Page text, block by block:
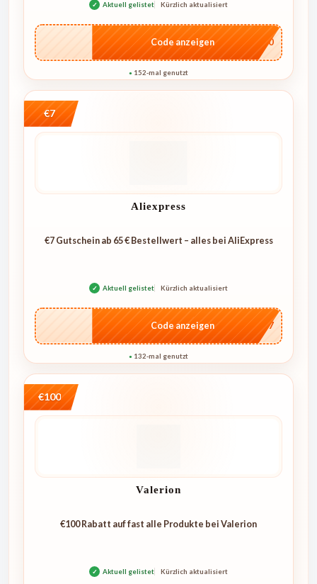
✓ Aktuell gelistet Kürzlich aktualisiert
…E250
Code anzeigen
● 152-mal genutzt
€7
Aliexpress
€7 Gutschein ab 65 € Bestellwert – alles bei AliExpress
✓ Aktuell gelistet Kürzlich aktualisiert
…E07
Code anzeigen
● 132-mal genutzt
€100
Valerion
€100 Rabatt auf fast alle Produkte bei Valerion
✓ Aktuell gelistet Kürzlich aktualisiert